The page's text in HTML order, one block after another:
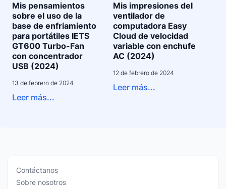
Mis pensamientos
sobre el uso de la
base de enfriamiento
para portátiles IETS
GT600 Turbo-Fan
con concentrador
USB (2024)
13 de febrero de 2024
Leer más...
Mis impresiones del
ventilador de
computadora Easy
Cloud de velocidad
variable con enchufe
AC (2024)
12 de febrero de 2024
Leer más...
Contáctanos
Sobre nosotros